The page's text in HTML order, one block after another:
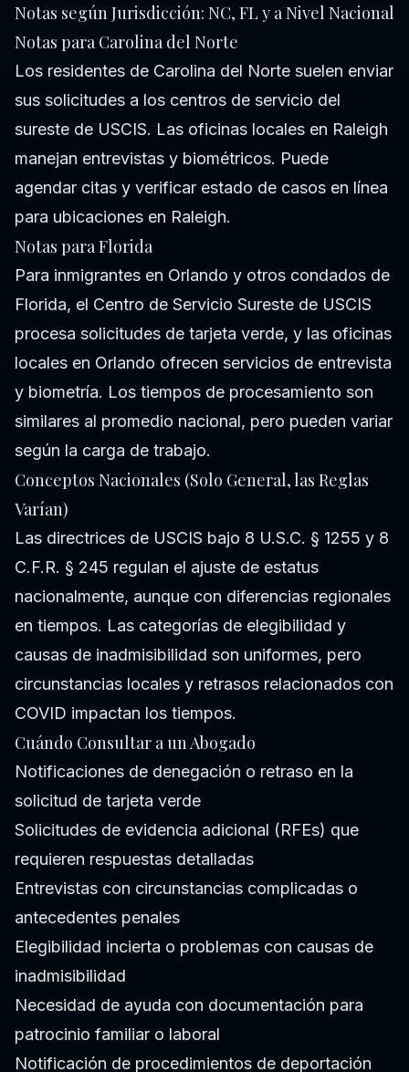
Notas según Jurisdicción: NC, FL y a Nivel Nacional
Notas para Carolina del Norte
Los residentes de Carolina del Norte suelen enviar
sus solicitudes a los centros de servicio del
sureste de USCIS. Las oficinas locales en Raleigh
manejan entrevistas y biométricos. Puede
agendar citas y verificar estado de casos en línea
para ubicaciones en Raleigh.
Notas para Florida
Para inmigrantes en Orlando y otros condados de
Florida, el Centro de Servicio Sureste de USCIS
procesa solicitudes de tarjeta verde, y las oficinas
locales en Orlando ofrecen servicios de entrevista
y biometría. Los tiempos de procesamiento son
similares al promedio nacional, pero pueden variar
según la carga de trabajo.
Conceptos Nacionales (Solo General, las Reglas
Varían)
Las directrices de USCIS bajo 8 U.S.C. § 1255 y 8
C.F.R. § 245 regulan el ajuste de estatus
nacionalmente, aunque con diferencias regionales
en tiempos. Las categorías de elegibilidad y
causas de inadmisibilidad son uniformes, pero
circunstancias locales y retrasos relacionados con
COVID impactan los tiempos.
Cuándo Consultar a un Abogado
Notificaciones de denegación o retraso en la
solicitud de tarjeta verde
Solicitudes de evidencia adicional (RFEs) que
requieren respuestas detalladas
Entrevistas con circunstancias complicadas o
antecedentes penales
Elegibilidad incierta o problemas con causas de
inadmisibilidad
Necesidad de ayuda con documentación para
patrocinio familiar o laboral
Notificación de procedimientos de deportación